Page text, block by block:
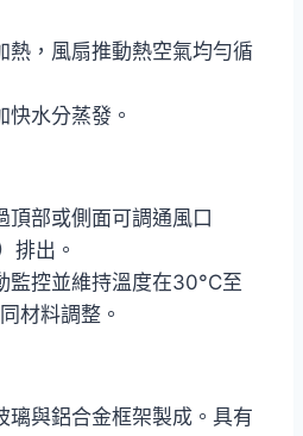
熱，風扇推動熱空氣均勻循
水分蒸發。
頂部或側面可調通風口
排出。
監控並維持溫度在30°C至
材料調整。
璃與鋁合金框架製成。具有